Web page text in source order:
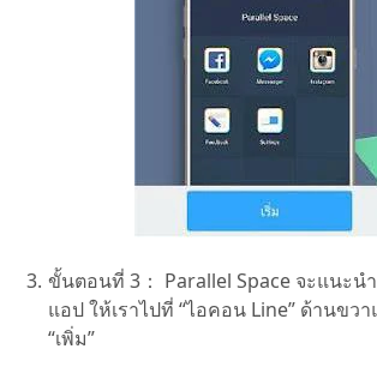
ขั้นตอนที่ 3： Parallel Space จะแนะน
แอป ให้เราไปที่ “ไอคอน Line” ด้านขว
“เพิ่ม”